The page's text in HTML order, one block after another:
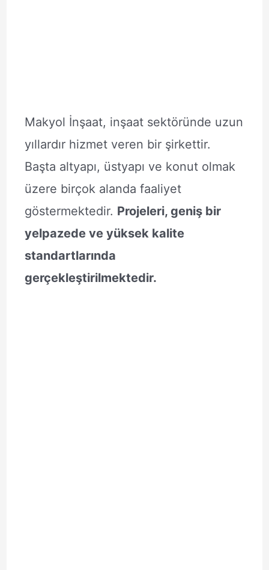
Makyol İnşaat, inşaat sektöründe uzun
yıllardır hizmet veren bir şirkettir.
Başta altyapı, üstyapı ve konut olmak
üzere birçok alanda faaliyet
göstermektedir. Projeleri, geniş bir
yelpazede ve yüksek kalite
standartlarında
gerçekleştirilmektedir.